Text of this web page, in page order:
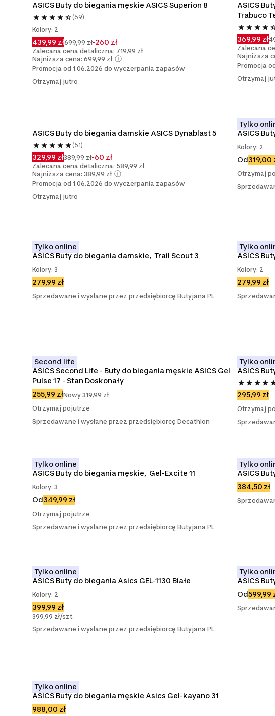
ASICS Buty do biegania męskie ASICS Superion 8
(69)
Kolory: 2
439,99 zł699,99 zł-260 zł
Zalecana cena detaliczna: 719,99 zł
Najniższa cena: 699,99 zł
Promocja od 1.06.2026 do wyczerpania zapasów
Otrzymaj jutro
ASICS
Trabuco
369,99 zł
Zalecana
Najniższa
Promocja
Otrzymaj
ASICS Buty do biegania damskie ASICS Dynablast 5
(51)
329,99 zł389,99 zł-60 zł
Zalecana cena detaliczna: 589,99 zł
Najniższa cena: 389,99 zł
Promocja od 1.06.2026 do wyczerpania zapasów
Otrzymaj jutro
Tylko
ASICS
Kolory: 2
Od319,00
Otrzymaj
Tylko online
ASICS Buty do biegania damskie,  Trail Scout 3
Kolory: 3
279,99 zł
Sprzedawane i wysłane przez przedsiębiorcę Butyjana PL
Tylko
ASICS
Kolory: 2
279,99 zł
Second life
ASICS Second Life - Buty do biegania męskie ASICS Gel
Pulse 17 - Stan Doskonały
255,99 złNowy 319,99 zł
Otrzymaj pojutrze
Sprzedawane i wysłane przez przedsiębiorcę Decathlon
Tylko
ASICS
295,99 zł
Otrzymaj
Tylko online
ASICS Buty do biegania męskie,  Gel-Excite 11
Kolory: 3
Od349,99 zł
Otrzymaj pojutrze
Sprzedawane i wysłane przez przedsiębiorcę Butyjana PL
Tylko
ASICS
384,50 zł
Tylko online
ASICS Buty do biegania Asics GEL-1130 Białe
Kolory: 2
399,99 zł
399,99 zł/szt.
Sprzedawane i wysłane przez przedsiębiorcę Butyjana PL
Tylko
ASICS
Od599,99
Tylko online
ASICS Buty do biegania męskie Asics Gel-kayano 31
988,00 zł